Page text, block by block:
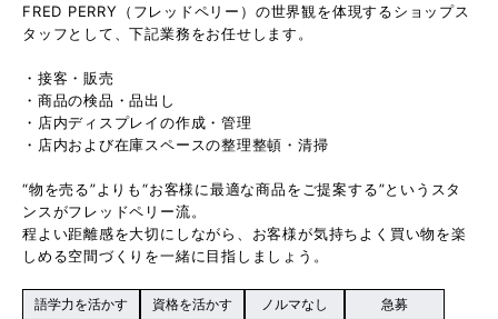
FRED PERRY（フレッドペリー）の世界観を体現するショップス
タッフとして、下記業務をお任せします。
・接客・販売
・商品の検品・品出し
・店内ディスプレイの作成・管理
・店内および在庫スペースの整理整頓・清掃
“物を売る”よりも“お客様に最適な商品をご提案する”というスタ
ンスがフレッドペリー流。
程よい距離感を大切にしながら、お客様が気持ちよく買い物を楽
しめる空間づくりを一緒に目指しましょう。
語学力を活かす 資格を活かす ノルマなし 急募